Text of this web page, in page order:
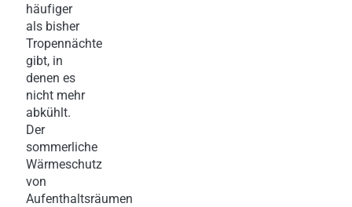
häufiger
als bisher
Tropennächte
gibt, in
denen es
nicht mehr
abkühlt.
Der
sommerliche
Wärmeschutz
von
Aufenthaltsräumen